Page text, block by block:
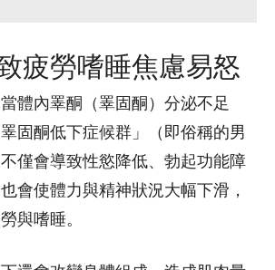
疲勞嗜睡焦慮易怒
體內睪酮（睪固酮）分泌不足
固酮低下症候群」（即俗稱的男
僅會導致性慾降低、勃起功能障
會使體力與精神狀況大幅下滑，
與嗜睡。